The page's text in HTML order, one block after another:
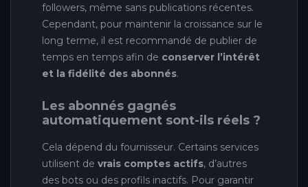
followers, même sans publications récentes.
Cependant, pour maintenir la croissance sur le
long terme, il est recommandé de publier de
temps en temps afin de conserver l’intérêt
et la fidélité des abonnés.
Les abonnés gagnés
automatiquement sont-ils réels ?
Cela dépend du fournisseur. Certains services
utilisent de vrais comptes actifs, d’autres
des bots ou des profils inactifs. Pour garantir